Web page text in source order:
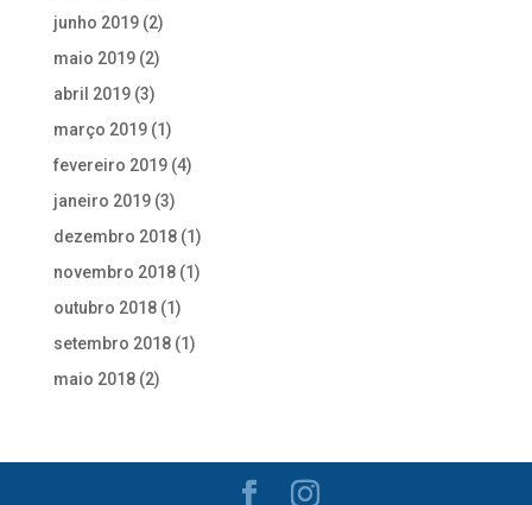
junho 2019(2)
maio 2019(2)
abril 2019(3)
março 2019(1)
fevereiro 2019(4)
janeiro 2019(3)
dezembro 2018(1)
novembro 2018(1)
outubro 2018(1)
setembro 2018(1)
maio 2018(2)